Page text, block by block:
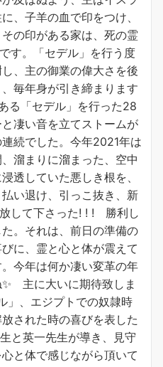
、子羊の血で印をつけ、
の印がある家は、死の霊
す。「セデル」を行う度
、主の御業の偉大さを後
毎年身が引き締まります
る「セデル」を行った28
凄い音を立てストームが
続でした。今年2021年は
溜まりに溜まった、空中
透していた悪しき根を、
い退け、引っこ抜き、新
して下さった! ! ! 勝利し
。それは、前日の準備の
に、霊と心と体が震えて
今年は何か凄い変革の年
主に大いに期待致しま
」、エジプトでの奴隷時
された時の喜びを表した
と英一先生が導き、見守
と体で感じながら頂いて